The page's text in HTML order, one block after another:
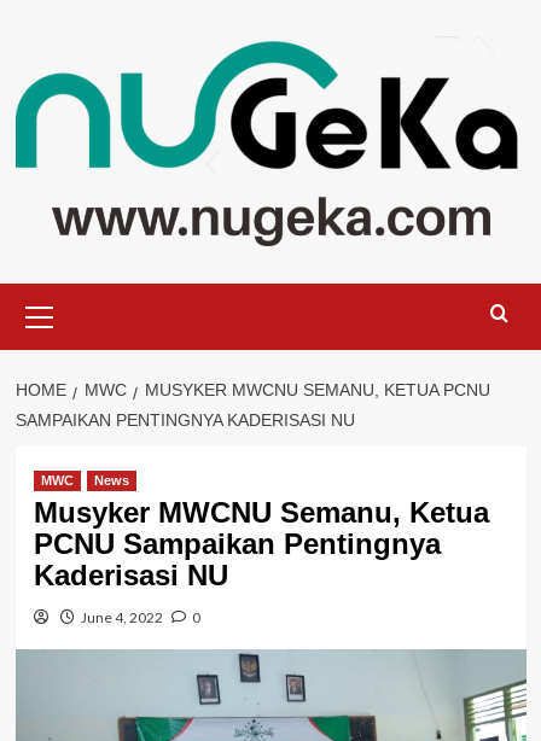
content
Menu
HOME MWC
MUSYKER MWCNU SEMANU, KETUA PCNU
SAMPAIKAN PENTINGNYA KADERISASI NU
MWC News
Musyker MWCNU Semanu, Ketua
PCNU Sampaikan Pentingnya
Kaderisasi NU
June 4, 2022 0